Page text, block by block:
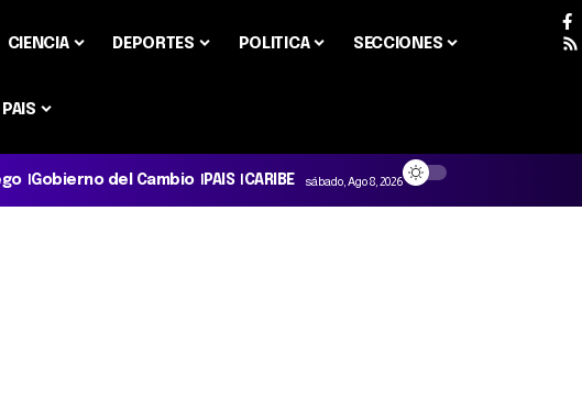
CIENCIA DEPORTES POLITICA SECCIONES
PAIS
Gobierno del Cambio PAIS CARIBE sábado, Ago 8, 2026